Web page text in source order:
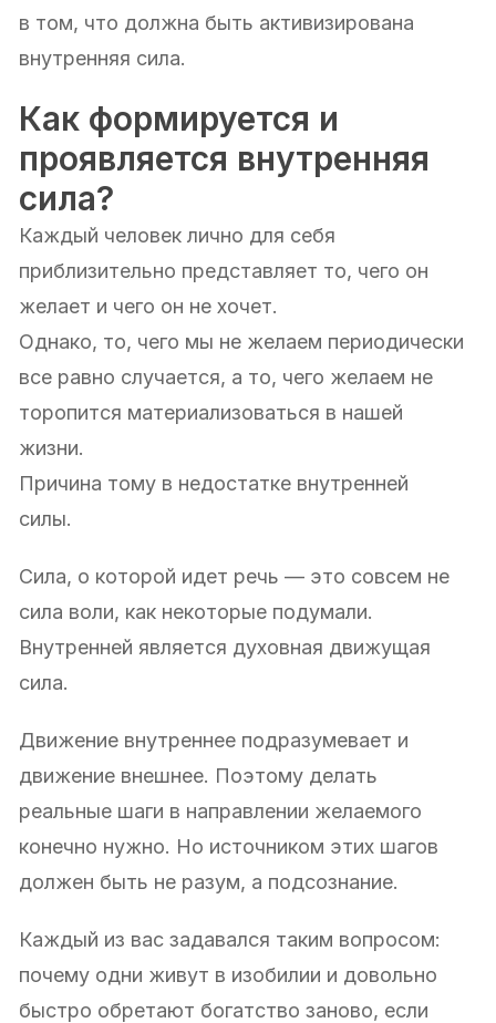
в том, что должна быть активизирована
внутренняя сила.
Как формируется и
проявляется внутренняя
сила?
Каждый человек лично для себя
приблизительно представляет то, чего он
желает и чего он не хочет.
Однако, то, чего мы не желаем периодически
все равно случается, а то, чего желаем не
торопится материализоваться в нашей
жизни.
Причина тому в недостатке внутренней
силы.
Сила, о которой идет речь — это совсем не
сила воли, как некоторые подумали.
Внутренней является духовная движущая
сила.
Движение внутреннее подразумевает и
движение внешнее. Поэтому делать
реальные шаги в направлении желаемого
конечно нужно. Но источником этих шагов
должен быть не разум, а подсознание.
Каждый из вас задавался таким вопросом:
почему одни живут в изобилии и довольно
быстро обретают богатство заново, если